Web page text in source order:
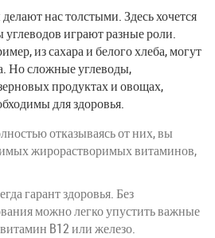
нас толстыми. Здесь хочется
углеводов играют разные роли.
из сахара и белого хлеба, могут
Но сложные углеводы,
продуктах и овощах,
для здоровья.
отказываясь от них, вы
жирорастворимых витаминов,
гарант здоровья. Без
можно легко упустить важные
B12 или железо.